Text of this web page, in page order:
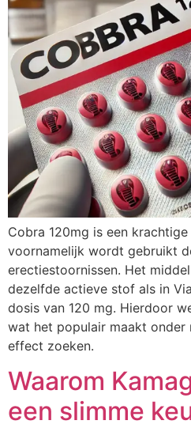
Cobra 120mg is een
voornamelijk wordt gebruikt
erectiestoornissen. Het
dezelfde actieve stof als in
dosis van 120 mg. Hierdoor
wat het populair maakt onder
effect zoeken.
Waarom
een slimme